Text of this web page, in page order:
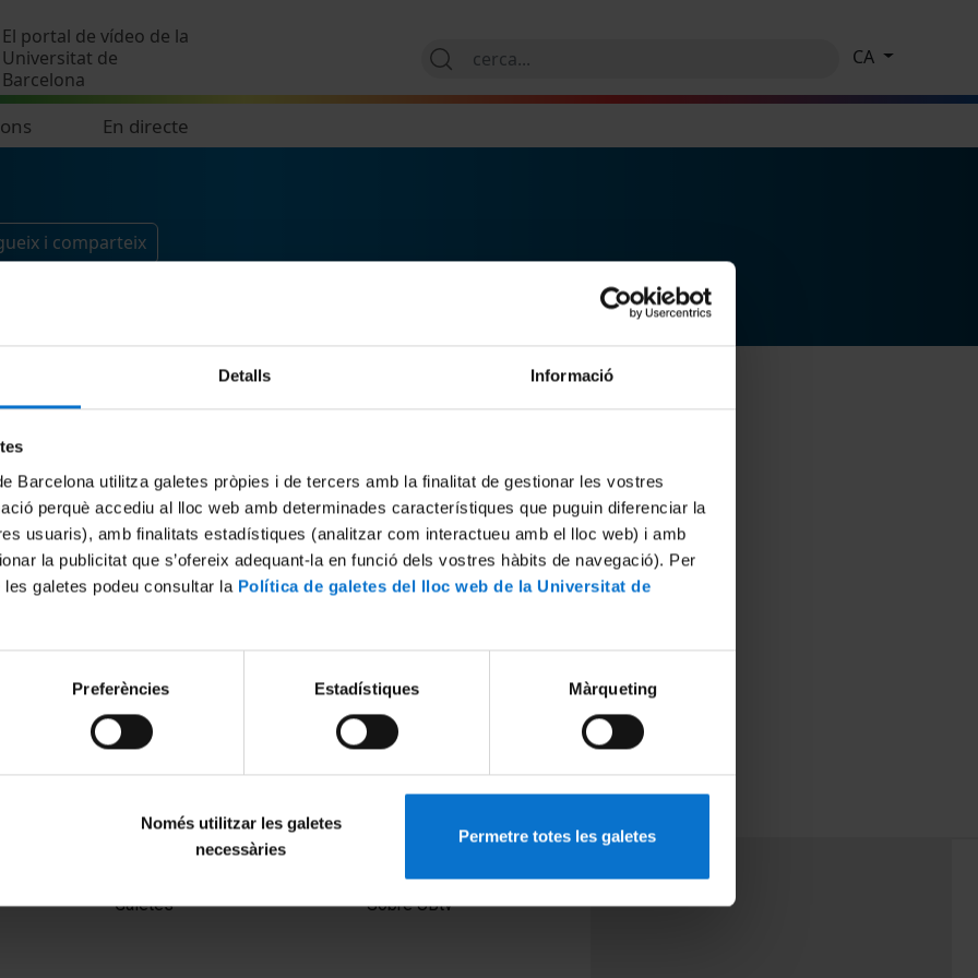
Detalls Informació
Barcelona utilitza galetes pròpies i de tercers amb la finalitat de gestionar les vostres
perquè accediu al lloc web amb determinades característiques que puguin diferenciar la
usuaris), amb finalitats estadístiques (analitzar com interactueu amb el lloc web) i amb
la publicitat que s’ofereix adequant-la en funció dels vostres hàbits de navegació). Per
galetes podeu consultar la Política de galetes del lloc web de la Universitat de
Preferències Estadístiques Màrqueting
Només utilitzar les galetes
necessàries
Permetre totes les galetes
El portal de vídeo de la
Universitat de
Barcelona
En directe
CA
i comparteix
Galetes
Sobre UBtv